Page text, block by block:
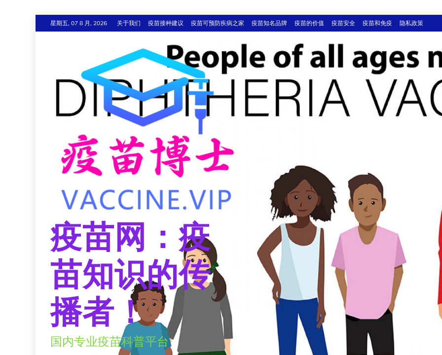
至
星期五, 07 8 月, 2026 关于我们 疫苗接种建议 疫苗可预防疾病之家 疫苗知名品牌 疫苗的价值 疫苗安全 疫苗和免疫 隐私政策
疫苗网：疫
苗知识的传
播者！
国内专业疫苗科普平台